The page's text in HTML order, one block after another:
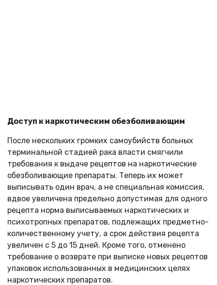
Доступ к наркотическим обезболивающим
После нескольких громких самоубийств больных
терминальной стадией рака власти смягчили
требования к выдаче рецептов на наркотические
обезболивающие препараты. Теперь их может
выписывать один врач, а не специальная комиссия,
вдвое увеличена предельно допустимая для одного
рецепта норма выписываемых наркотических и
психотропных препаратов, подлежащих предметно-
количественному учету, а срок действия рецепта
увеличен с 5 до 15 дней. Кроме того, отменено
требование о возврате при выписке новых рецептов
упаковок использованных в медицинских целях
наркотических препаратов.